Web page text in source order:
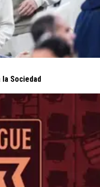
Sociedad